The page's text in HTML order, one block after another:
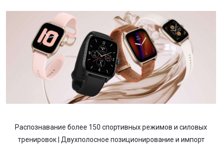
Распознавание более 150 спортивных режимов и силовых
тренировок | Двухполосное позиционирование и импорт